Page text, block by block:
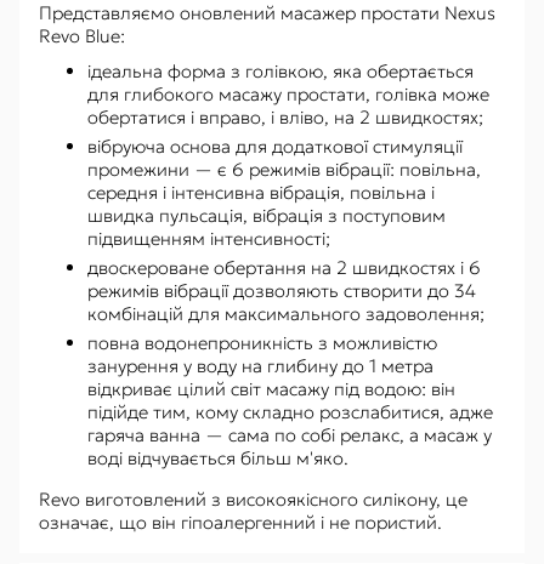
Представляємо оновлений масажер простати Nexus
Revo Blue:
ідеальна форма з голівкою, яка обертається
для глибокого масажу простати, голівка може
обертатися і вправо, і вліво, на 2 швидкостях;
вібруюча основа для додаткової стимуляції
промежини — є 6 режимів вібрації: повільна,
середня і інтенсивна вібрація, повільна і
швидка пульсація, вібрація з поступовим
підвищенням інтенсивності;
двоскероване обертання на 2 швидкостях і 6
режимів вібрації дозволяють створити до 34
комбінацій для максимального задоволення;
повна водонепроникність з можливістю
занурення у воду на глибину до 1 метра
відкриває цілий світ масажу під водою: він
підійде тим, кому складно розслабитися, адже
гаряча ванна — сама по собі релакс, а масаж у
воді відчувається більш м'яко.
Revo виготовлений з високоякісного силікону, це
означає, що він гіпоалергенний і не пористий.